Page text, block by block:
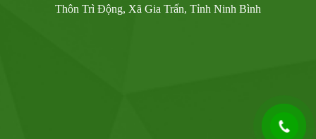
Thôn Trì Động, Xã Gia Trấn, Tỉnh Ninh Bình